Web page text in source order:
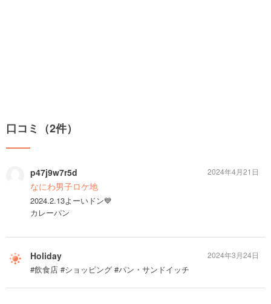
口コミ（2件）
p47j9w7r5d
なにわ男子ロケ地
2024.2.13よーいドン💙
カレーパン
2024年4月21日
Holiday
#飲食店 #ショッピング #パン・サンドイッチ
2024年3月24日